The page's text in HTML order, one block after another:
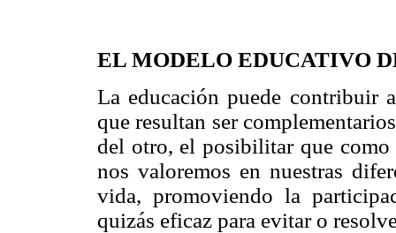
EL MODELO EDUCATIVO
La educación puede contribuir
que resultan ser
del otro, el posibilitar que
nos valoremos en nuestras
vida, promoviendo la
quizás eficaz para evitar o